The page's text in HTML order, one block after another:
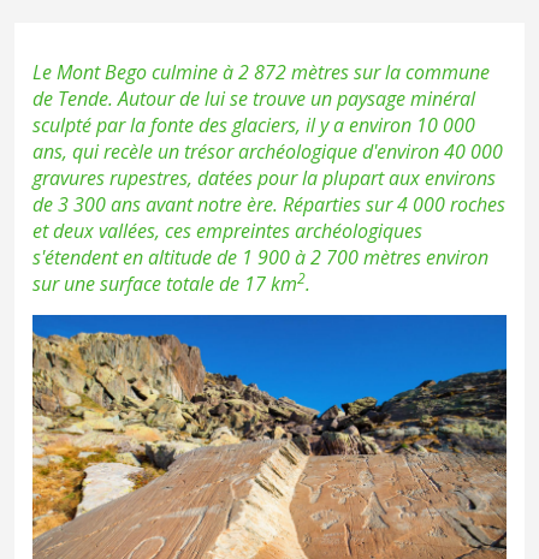
Le Mont Bego culmine à 2 872 mètres sur la commune
de Tende. Autour de lui se trouve un paysage minéral
sculpté par la fonte des glaciers, il y a environ 10 000
ans, qui recèle un trésor archéologique d'environ 40 000
gravures rupestres, datées pour la plupart aux environs
de 3 300 ans avant notre ère. Réparties sur 4 000 roches
et deux vallées, ces empreintes archéologiques
s'étendent en altitude de 1 900 à 2 700 mètres environ
sur une surface totale de 17 km2.